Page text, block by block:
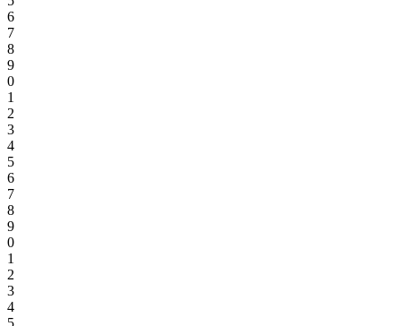
6
7
8
9
0
1
2
3
4
5
6
7
8
9
0
1
2
3
4
5